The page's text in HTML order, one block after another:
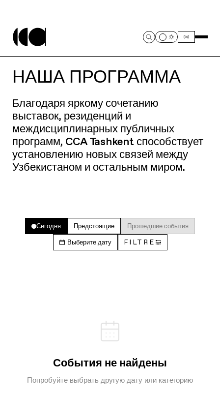
НАША ПРОГРАММА
Благодаря яркому сочетанию
выставок, резиденций и
междисциплинарных публичных
программ, CCA Tashkent способствует
установлению новых связей между
Узбекистаном и остальным миром.
Сегодня Предстоящие Прошедшие события
Выберите дату FILTRE
События не найдены
Попробуйте выбрать другую дату или категорию